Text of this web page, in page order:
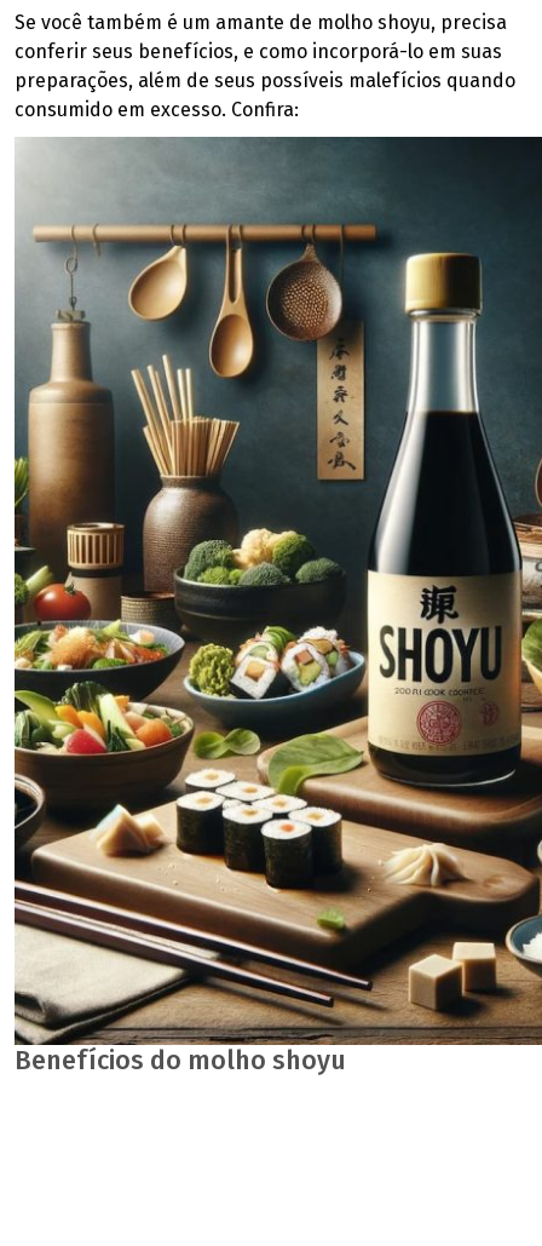
Se você também é um amante de molho shoyu, precisa
conferir seus benefícios, e como incorporá-lo em suas
preparações, além de seus possíveis malefícios quando
consumido em excesso. Confira:
Benefícios do molho shoyu